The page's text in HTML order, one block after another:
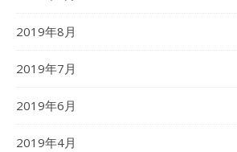
2019年8月
2019年7月
2019年6月
2019年4月